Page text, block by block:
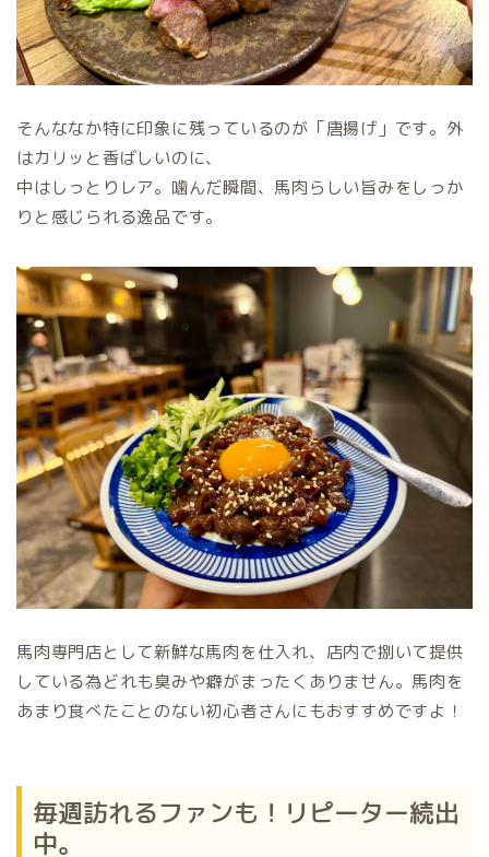
そんななか特に印象に残っているのが「唐揚げ」です。外
はカリッと香ばしいのに、
中はしっとりレア。噛んだ瞬間、馬肉らしい旨みをしっか
りと感じられる逸品です。
馬肉専門店として新鮮な馬肉を仕入れ、店内で捌いて提供
している為どれも臭みや癖がまったくありません。馬肉を
あまり食べたことのない初心者さんにもおすすめですよ！
毎週訪れるファンも！リピーター続出
中。